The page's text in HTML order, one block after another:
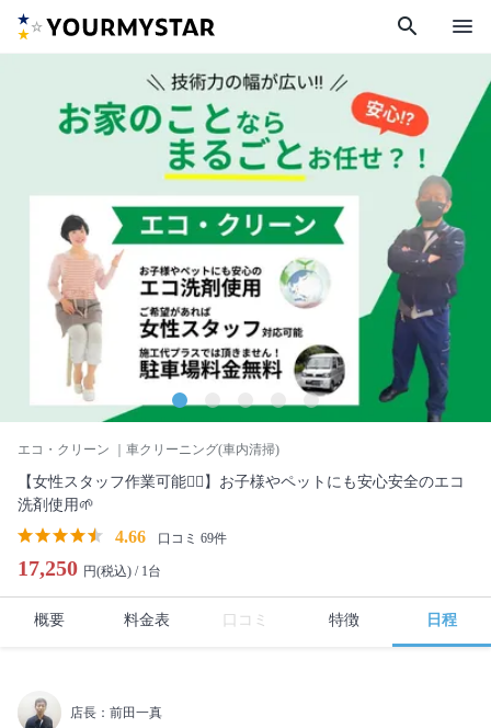
search menu
エコ・クリーン ｜車クリーニング(車内清掃)
【女性スタッフ作業可能🙆‍♀️】お子様やペットにも安心安全のエコ
洗剤使用🌱
4.66 口コミ 69件
17,250 円(税込) / 1台
概要 料金表 口コミ 特徴 日程
店長：前田一真